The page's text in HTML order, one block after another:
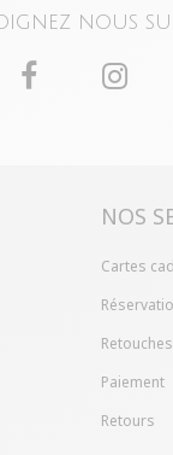
nous
NOS
Cartes
Retouches
Paiement
Retours